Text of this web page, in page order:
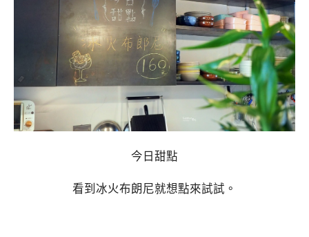
今日甜點
看到冰火布朗尼就想點來試試。